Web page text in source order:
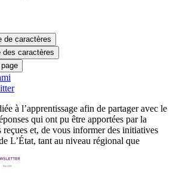
à l’apprentissage afin de partager avec le
qui ont pu être apportées par la
et, de vous informer des initiatives
L’État, tant au niveau régional que